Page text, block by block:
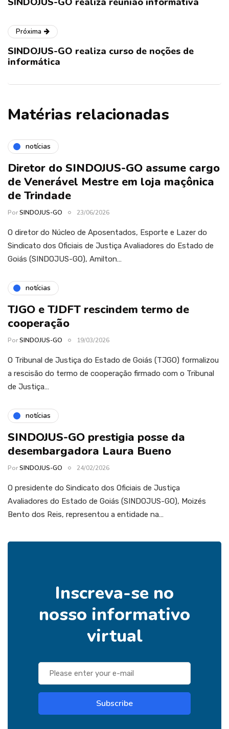
Próxima
SINDOJUS-GO realiza curso de noções de
informática
Matérias relacionadas
notícias
Diretor do SINDOJUS-GO assume cargo
de Venerável Mestre em loja maçônica
de Trindade
PorSINDOJUS-GO 23/06/2026
O diretor do Núcleo de Aposentados, Esporte e Lazer do
Sindicato dos Oficiais de Justiça Avaliadores do Estado de
Goiás (SINDOJUS-GO), Amilton…
notícias
TJGO e TJDFT rescindem termo de
cooperação
PorSINDOJUS-GO 19/03/2026
O Tribunal de Justiça do Estado de Goiás (TJGO) formalizou
a rescisão do termo de cooperação firmado com o Tribunal
de Justiça…
notícias
SINDOJUS-GO prestigia posse da
desembargadora Laura Bueno
PorSINDOJUS-GO 24/02/2026
O presidente do Sindicato dos Oficiais de Justiça
Avaliadores do Estado de Goiás (SINDOJUS-GO), Moizés
Bento dos Reis, representou a entidade na…
Inscreva-se no
nosso informativo
virtual
Subscribe